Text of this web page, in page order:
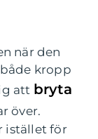
när den
kropp
att bryta
över.
istället för